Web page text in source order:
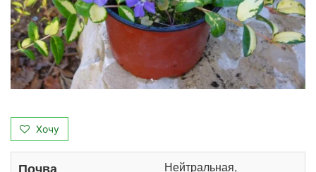
Хочу
Почва
Нейтральная,